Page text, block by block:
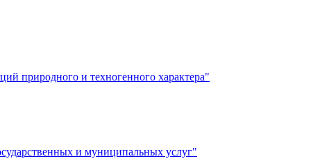
природного и техногенного характера"
и муниципальных услуг"